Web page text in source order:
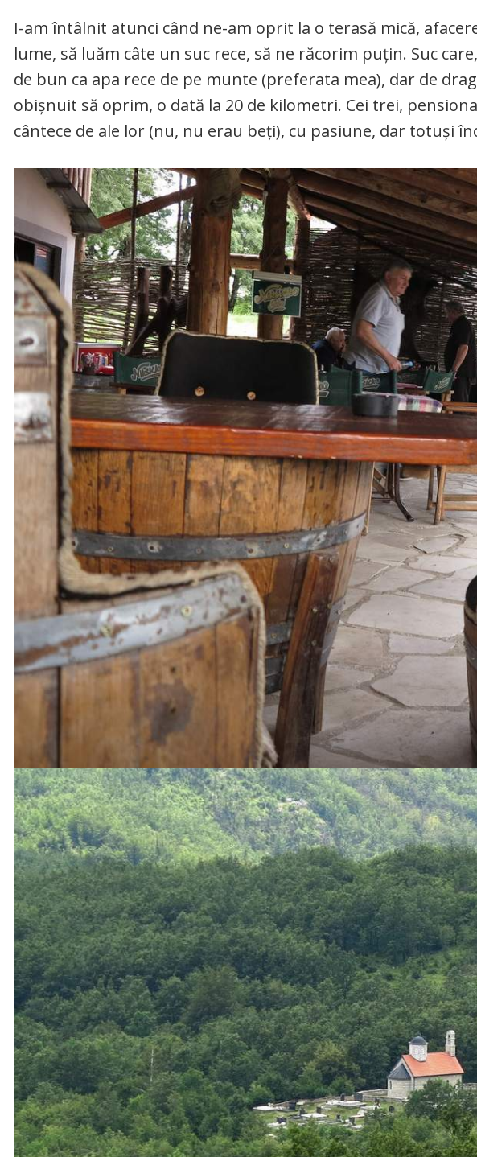
I-am întâlnit atunci când ne-am oprit la o terasă mică,
lume, să luăm câte un suc rece, să ne răcorim puțin. Suc
de bun ca apa rece de pe munte (preferata mea), dar de
obișnuit să oprim, o dată la 20 de kilometri. Cei trei,
cântece de ale lor (nu, nu erau beți), cu pasiune, dar totuși